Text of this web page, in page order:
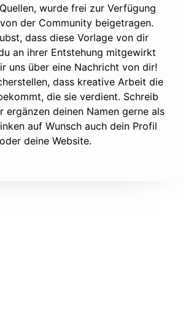
wurde frei zur Verfügung
der Community beigetragen.
dass diese Vorlage von dir
an ihrer Entstehung mitgewirkt
uns über eine Nachricht von dir!
dass kreative Arbeit die
die sie verdient. Schreib
ergänzen deinen Namen gerne als
auf Wunsch auch dein Profil
oder deine Website.